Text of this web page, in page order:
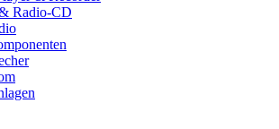
Radio-CD